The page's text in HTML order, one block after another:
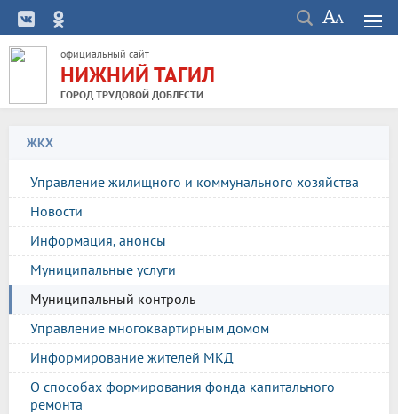
официальный сайт
НИЖНИЙ ТАГИЛ
ГОРОД ТРУДОВОЙ ДОБЛЕСТИ
ЖКХ
Управление жилищного и коммунального хозяйства
Новости
Информация, анонсы
Муниципальные услуги
Муниципальный контроль
Управление многоквартирным домом
Информирование жителей МКД
О способах формирования фонда капитального
ремонта